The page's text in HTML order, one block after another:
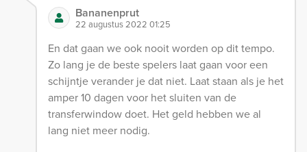
Bananenprut
22 augustus 2022 01:25
En dat gaan we ook nooit worden op dit tempo.
Zo lang je de beste spelers laat gaan voor een
schijntje verander je dat niet. Laat staan als je het
amper 10 dagen voor het sluiten van de
transferwindow doet. Het geld hebben we al
lang niet meer nodig.